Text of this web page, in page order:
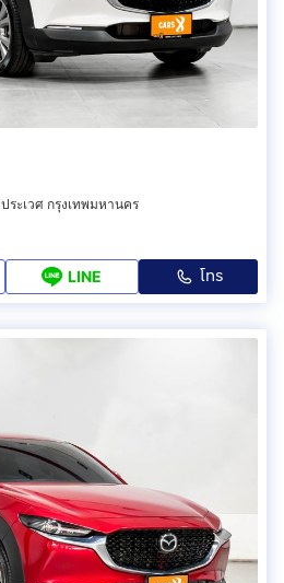
ประเวศ กรุงเทพมหานคร
LINE โทร